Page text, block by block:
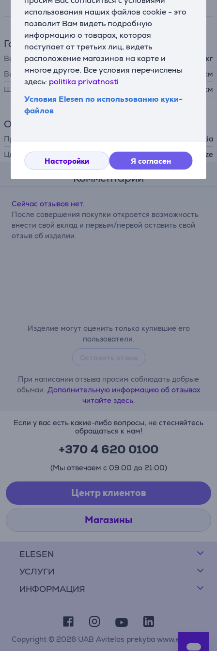
использования наших файлов cookie - это
позволит Вам видеть подробную
информацию о товарах, которая
поступает от третьих лиц, видеть
расположение магазинов на карте и
многое другое. Все условия перечислены
здесь: politika privatnosti
Условия Elesen по использованию куки-
файлов
Насторойки Я согласен
Спецификация
Габариты
Вес
2,605 кг
Высота
5,1 см
Ширина
31 см
Общий параметр
Производитель
Brabantia
Цвет
Morning Breeze
Комментарии
Изделие могут оценить только купившие его
пользователи.
При написании отзыва просим соблюдать добрые
обычаи. Дополнительную информацию об отзывах
читайте здесь.
Сейчас отзывов нет.
После совершения покупки откроется возможность
внести свой вклад и первым/первой оставить свой
отзыв об изделии.
ELESEN
УСЛУГИ
ИНФОРМАЦИЯ
Если у вас есть какие-либо вопросы, не стесняйтесь
обращаться к нам!
+370 4 620 0100
(Мы отвечаем с 09:00 до 21:00)
Центр клиентов
Магазины
Copyright © 2026 UAB Avitelos prekyba www.elesen.lt